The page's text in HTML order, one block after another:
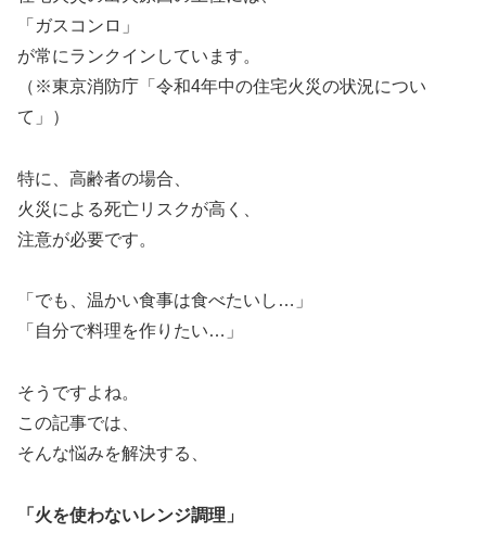
「ガスコンロ」
が常にランクインしています。
（※東京消防庁「令和4年中の住宅火災の状況につい
て」）
特に、高齢者の場合、
火災による死亡リスクが高く、
注意が必要です。
「でも、温かい食事は食べたいし…」
「自分で料理を作りたい…」
そうですよね。
この記事では、
そんな悩みを解決する、
「火を使わないレンジ調理」